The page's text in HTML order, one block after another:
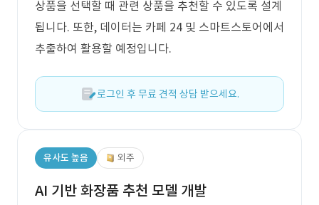
상품을 선택할 때 관련 상품을 추천할 수 있도록 설계
됩니다. 또한, 데이터는 카페 24 및 스마트스토어에서
추출하여 활용할 예정입니다.
로그인 후 무료 견적 상담 받으세요.
유사도 높음 외주
AI 기반 화장품 추천 모델 개발